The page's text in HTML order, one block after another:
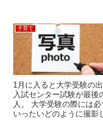
子育て
1月に入ると大学受験の
入試センター試験が最
人。 大学受験の際には
いったいどのように撮影